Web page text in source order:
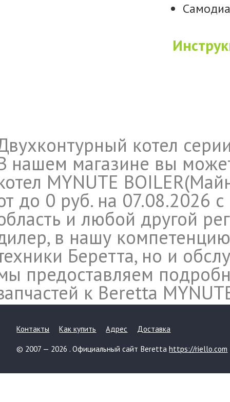
котел
нашем магазине вы
MYNUTE
до 0 руб. на 07.08.2026
и любой другой
в нашу
Беретта, но и
предоставляем
к Beretta
Контакты Как купить Адрес Доставка
© 2007 — 2026 . Официальный сайт Berettahttps://riello.com